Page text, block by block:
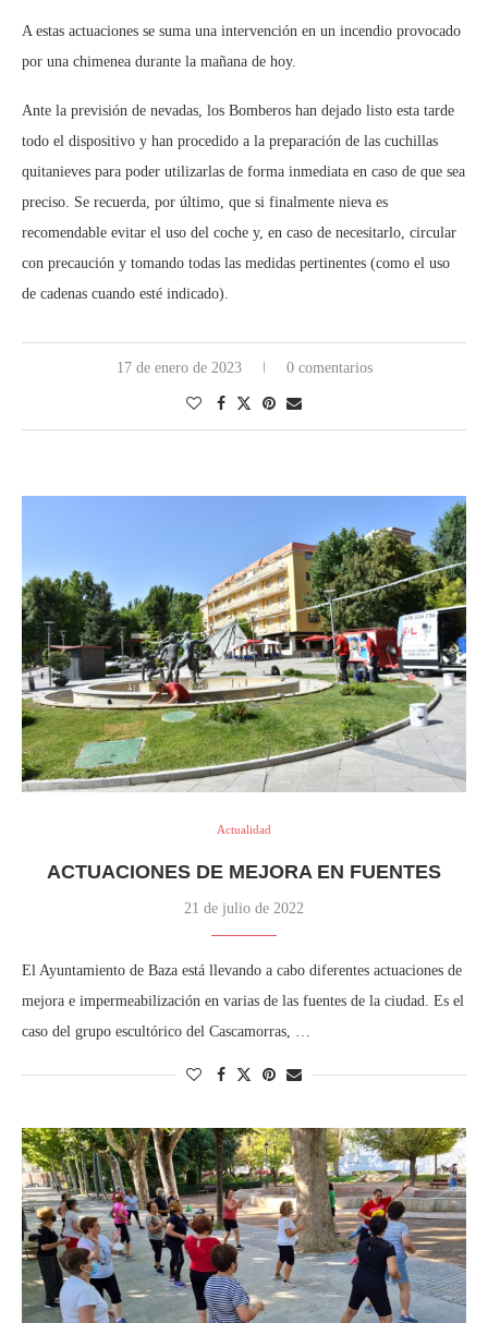
A estas actuaciones se suma una intervención en un incendio provocado
por una chimenea durante la mañana de hoy.
Ante la previsión de nevadas, los Bomberos han dejado listo esta tarde
todo el dispositivo y han procedido a la preparación de las cuchillas
quitanieves para poder utilizarlas de forma inmediata en caso de que sea
preciso. Se recuerda, por último, que si finalmente nieva es
recomendable evitar el uso del coche y, en caso de necesitarlo, circular
con precaución y tomando todas las medidas pertinentes (como el uso
de cadenas cuando esté indicado).
17 de enero de 2023 0 comentarios
Actualidad
ACTUACIONES DE MEJORA EN FUENTES
21 de julio de 2022
El Ayuntamiento de Baza está llevando a cabo diferentes actuaciones de
mejora e impermeabilización en varias de las fuentes de la ciudad. Es el
caso del grupo escultórico del Cascamorras, …